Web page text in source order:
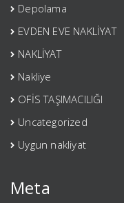
Depolama
EVDEN EVE NAKLİYAT
NAKLİYAT
Nakliye
OFİS TAŞIMACILIĞI
Uncategorized
Uygun nakliyat
Meta